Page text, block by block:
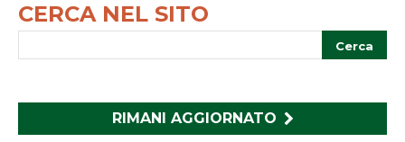
CERCA NEL SITO
RIMANI AGGIORNATO